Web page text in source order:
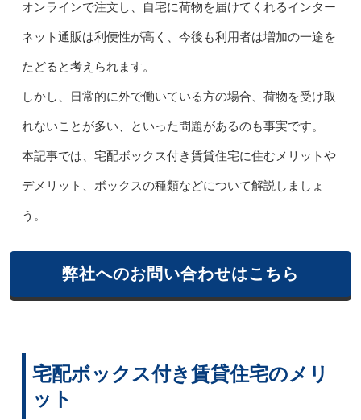
オンラインで注文し、自宅に荷物を届けてくれるインター
ネット通販は利便性が高く、今後も利用者は増加の一途を
たどると考えられます。
しかし、日常的に外で働いている方の場合、荷物を受け取
れないことが多い、といった問題があるのも事実です。
本記事では、宅配ボックス付き賃貸住宅に住むメリットや
デメリット、ボックスの種類などについて解説しましょ
う。
弊社へのお問い合わせはこちら
宅配ボックス付き賃貸住宅のメリ
ット